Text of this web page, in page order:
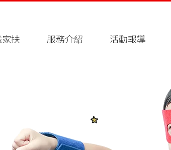
扶 服務介紹 活動報導